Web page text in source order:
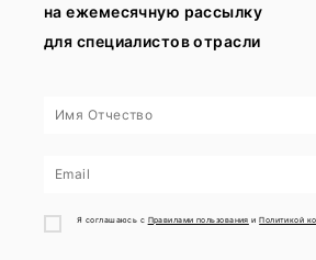
на ежемесячную рассылку
для специалистов отрасли
Я соглашаюсь с Правилами пользования иПолитикой